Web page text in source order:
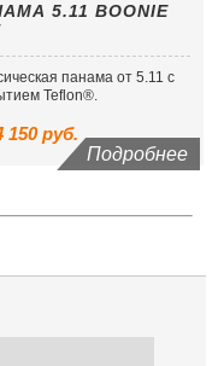
5.11 BOONIE
панама от 5.11 с
Teflon®.
150 руб.
Подробнее